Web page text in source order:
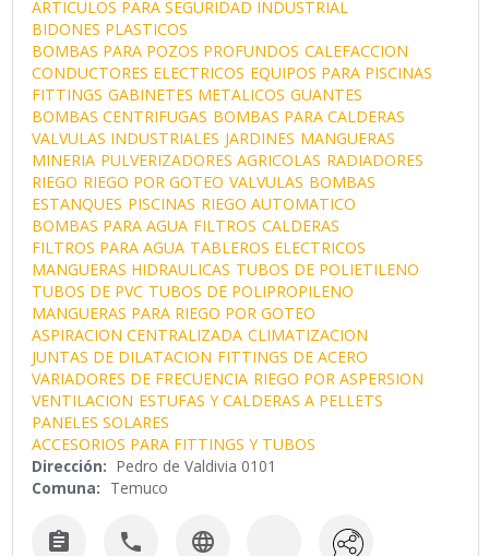
ARTICULOS PARA SEGURIDAD INDUSTRIAL
BIDONES PLASTICOS
BOMBAS PARA POZOS PROFUNDOS CALEFACCION
CONDUCTORES ELECTRICOS EQUIPOS PARA PISCINAS
FITTINGS GABINETES METALICOS GUANTES
BOMBAS CENTRIFUGAS BOMBAS PARA CALDERAS
VALVULAS INDUSTRIALES JARDINES MANGUERAS
MINERIA PULVERIZADORES AGRICOLAS RADIADORES
RIEGO RIEGO POR GOTEO VALVULAS BOMBAS
ESTANQUES PISCINAS RIEGO AUTOMATICO
BOMBAS PARA AGUA FILTROS CALDERAS
FILTROS PARA AGUA TABLEROS ELECTRICOS
MANGUERAS HIDRAULICAS TUBOS DE POLIETILENO
TUBOS DE PVC TUBOS DE POLIPROPILENO
MANGUERAS PARA RIEGO POR GOTEO
ASPIRACION CENTRALIZADA CLIMATIZACION
JUNTAS DE DILATACION FITTINGS DE ACERO
VARIADORES DE FRECUENCIA RIEGO POR ASPERSION
VENTILACION ESTUFAS Y CALDERAS A PELLETS
PANELES SOLARES
ACCESORIOS PARA FITTINGS Y TUBOS
Dirección: Pedro de Valdivia 0101
Comuna: Temuco
  